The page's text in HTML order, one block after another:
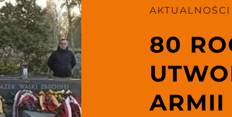
AKTUALNOŚCI
80
ARMII